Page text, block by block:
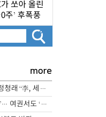
쏘아 올린
주’ 후폭풍
more
李대통령 “잘되기 위한 과정”… 정청래 “李, 세계적인 지도자”
“연대의식 정도는 보여줬어야지”… 여권서도 ‘삼전노조 파업 예고’ 비판